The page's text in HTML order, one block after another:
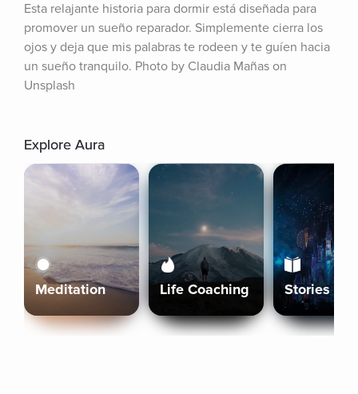
Esta relajante historia para dormir está diseñada para
promover un sueño reparador. Simplemente cierra los
ojos y deja que mis palabras te rodeen y te guíen hacia
un sueño tranquilo. Photo by Claudia Mañas on
Unsplash
Explore Aura
Meditation Life Coaching Stories